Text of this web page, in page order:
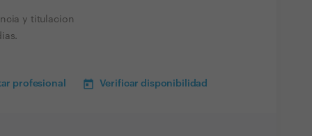
y titulacion
profesional Verificar disponibilidad